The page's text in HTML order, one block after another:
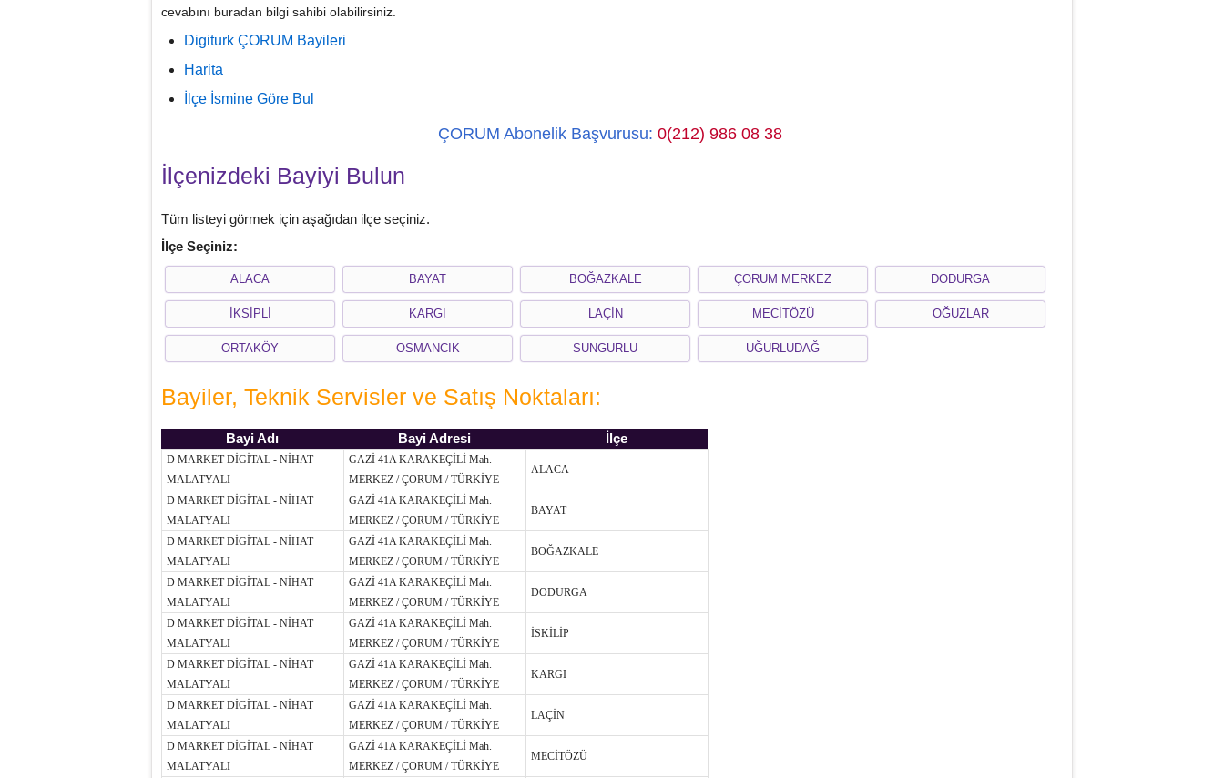
cevabını buradan bilgi sahibi olabilirsiniz.
Digiturk ÇORUM Bayileri
Harita
İlçe İsmine Göre Bul
ÇORUM Abonelik Başvurusu: 0(212) 986 08 38
İlçenizdeki Bayiyi Bulun
Tüm listeyi görmek için aşağıdan ilçe seçiniz.
İlçe Seçiniz:
ALACA BAYAT BOĞAZKALE ÇORUM MERKEZ DODURGA
İKSİPLİ KARGI LAÇİN MECİTÖZÜ OĞUZLAR
ORTAKÖY OSMANCIK SUNGURLU UĞURLUDAĞ
Bayiler, Teknik Servisler ve Satış Noktaları:
Bayi Adı Bayi Adresi İlçe
D MARKET DİGİTAL - NİHAT
MALATYALI
GAZİ 41A KARAKEÇİLİ Mah.
MERKEZ / ÇORUM / TÜRKİYE
ALACA
D MARKET DİGİTAL - NİHAT
MALATYALI
GAZİ 41A KARAKEÇİLİ Mah.
MERKEZ / ÇORUM / TÜRKİYE
BAYAT
D MARKET DİGİTAL - NİHAT
MALATYALI
GAZİ 41A KARAKEÇİLİ Mah.
MERKEZ / ÇORUM / TÜRKİYE
BOĞAZKALE
D MARKET DİGİTAL - NİHAT
MALATYALI
GAZİ 41A KARAKEÇİLİ Mah.
MERKEZ / ÇORUM / TÜRKİYE
DODURGA
D MARKET DİGİTAL - NİHAT
MALATYALI
GAZİ 41A KARAKEÇİLİ Mah.
MERKEZ / ÇORUM / TÜRKİYE
İSKİLİP
D MARKET DİGİTAL - NİHAT
MALATYALI
GAZİ 41A KARAKEÇİLİ Mah.
MERKEZ / ÇORUM / TÜRKİYE
KARGI
D MARKET DİGİTAL - NİHAT
MALATYALI
GAZİ 41A KARAKEÇİLİ Mah.
MERKEZ / ÇORUM / TÜRKİYE
LAÇİN
D MARKET DİGİTAL - NİHAT
MALATYALI
GAZİ 41A KARAKEÇİLİ Mah.
MERKEZ / ÇORUM / TÜRKİYE
MECİTÖZÜ